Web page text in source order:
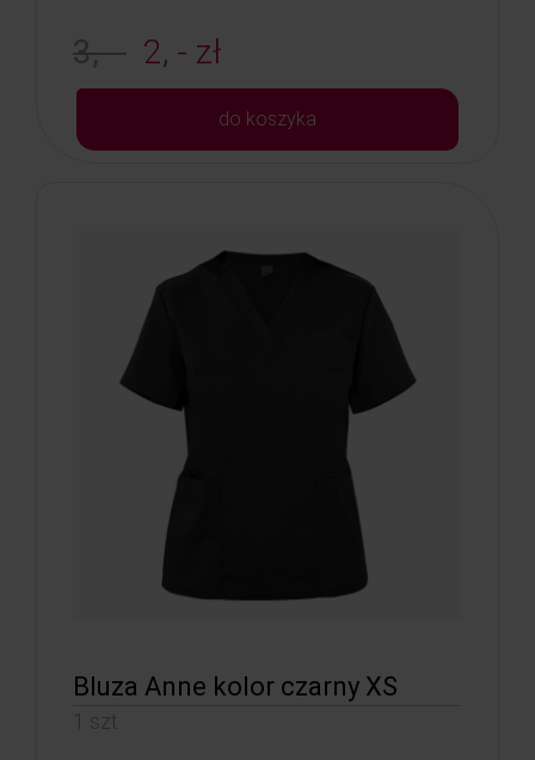
3, - 2, - zł
do koszyka
Bluza Anne kolor czarny XS
1 szt.